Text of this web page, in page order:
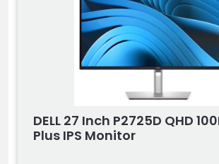
DELL 27 Inch P2725D QHD
Plus IPS Monitor